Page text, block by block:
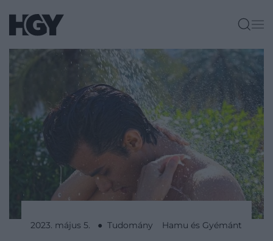
2023. május 5. ● Tudomány Hamu és Gyémánt